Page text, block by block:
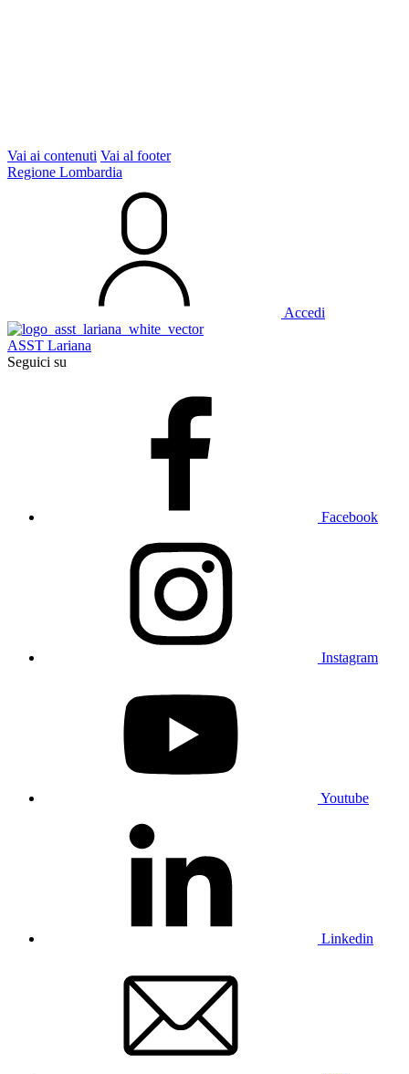
Vai ai contenuti Vai al footer
Regione Lombardia
Accedi
ASST Lariana
Seguici su
Facebook
Instagram
Youtube
Linkedin